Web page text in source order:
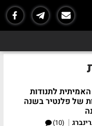
לתנודות
של פלנטיר בשנה
|
(10)